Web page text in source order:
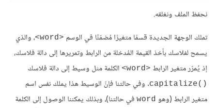
نحفظ الملف ونغلقه.
تملك الوجهة الجديدة قسمًا متغيرًا مُضمّنًا في الوسم <word>
، والذي
يسمح لفلاسك بأخذ القيمة المُدخلة من الرابط وتمريرها إلى دالة فلاسك،
إذ يُمرّر متغير الرابط <word> الكلمة مثل وسيط إلى دالة فلاسك
()capitalize
. وفي حالتنا فإنّ الوسيط هذا يملك نفس اسم
متغير الرابط (وهو word في حالتنا)، وبذلك يمكننا الوصول إلى الكلمة